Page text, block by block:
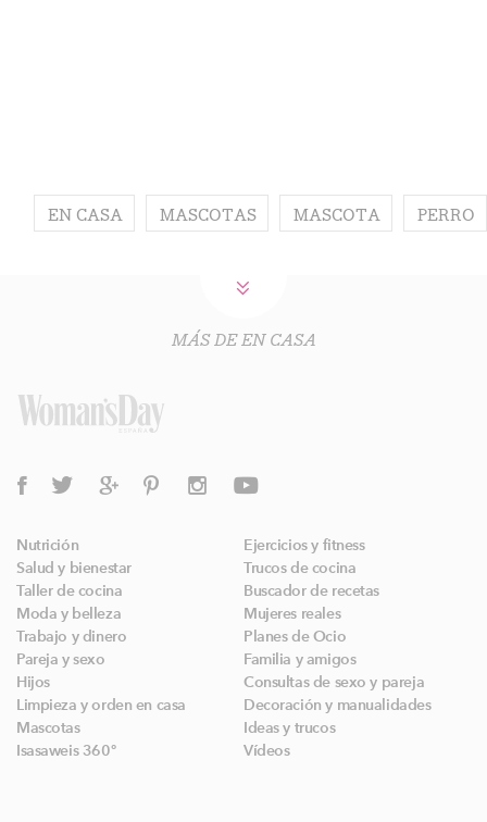
EN CASA MASCOTAS MASCOTA PERRO
MÁS DE EN CASA
Nutrición
Ejercicios y fitness
Salud y bienestar
Trucos de cocina
Taller de cocina
Buscador de recetas
Moda y belleza
Mujeres reales
Trabajo y dinero
Planes de Ocio
Pareja y sexo
Familia y amigos
Hijos
Consultas de sexo y pareja
Limpieza y orden en casa
Decoración y manualidades
Mascotas
Ideas y trucos
Isasaweis 360º
Vídeos